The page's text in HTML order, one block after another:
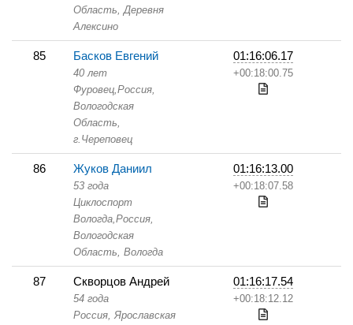
Область, Деревня
Алексино
85 Басков Евгений
40 лет
Фуровец,Россия,
Вологодская
Область,
г.Череповец
01:16:06.17
+00:18:00.75
86 Жуков Даниил
53 года
Циклоспорт
Вологда,Россия,
Вологодская
Область, Вологда
01:16:13.00
+00:18:07.58
87 Скворцов Андрей
54 года
Россия, Ярославская
01:16:17.54
+00:18:12.12